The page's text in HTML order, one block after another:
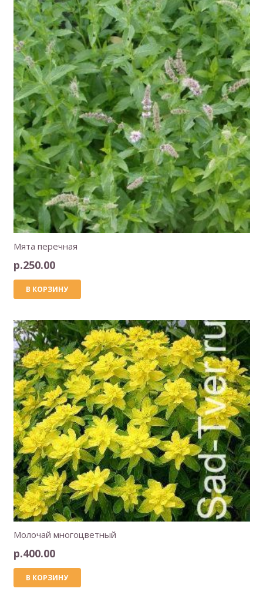
Мята перечная
р.250.00
В КОРЗИНУ
Молочай многоцветный
р.400.00
В КОРЗИНУ